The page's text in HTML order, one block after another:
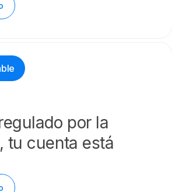
por la
tu cuenta está